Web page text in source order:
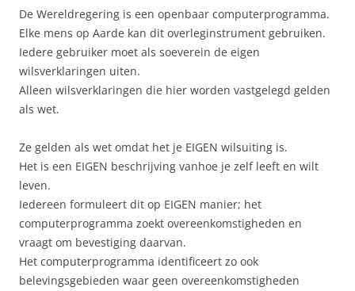
De Wereldregering is een openbaar computerprogramma.
Elke mens op Aarde kan dit overleginstrument gebruiken.
Iedere gebruiker moet als soeverein de eigen
wilsverklaringen uiten.
Alleen wilsverklaringen die hier worden vastgelegd gelden
als wet.
Ze gelden als wet omdat het je EIGEN wilsuiting is.
Het is een EIGEN beschrijving vanhoe je zelf leeft en wilt
leven.
Iedereen formuleert dit op EIGEN manier; het
computerprogramma zoekt overeenkomstigheden en
vraagt om bevestiging daarvan.
Het computerprogramma identificeert zo ook
belevingsgebieden waar geen overeenkomstigheden